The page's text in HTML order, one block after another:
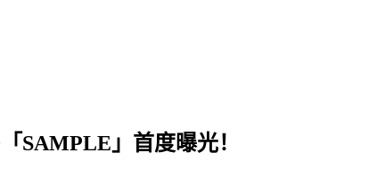
SAMPLE」首度曝光！